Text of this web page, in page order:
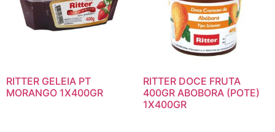
RITTER GELEIA PT
MORANGO 1X400GR
RITTER DOCE FRUTA
400GR ABOBORA (POTE)
1X400GR